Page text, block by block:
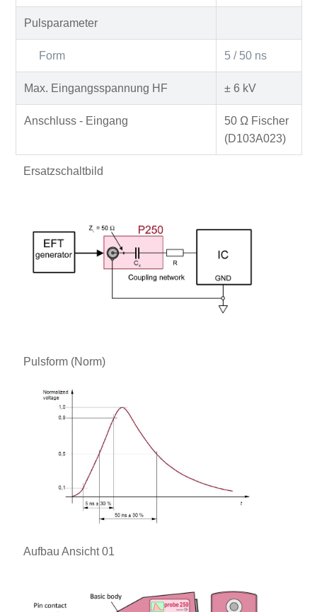
Pulsparameter
Form 5 / 50 ns
Max. Eingangsspannung HF ± 6 kV
Anschluss - Eingang
50 Ω Fischer
(D103A023)
Ersatzschaltbild
Pulsform (Norm)
Aufbau Ansicht 01